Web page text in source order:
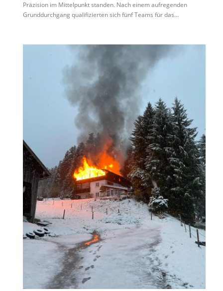
Präzision im Mittelpunkt standen. Nach einem aufregenden
Grunddurchgang qualifizierten sich fünf Teams für das…